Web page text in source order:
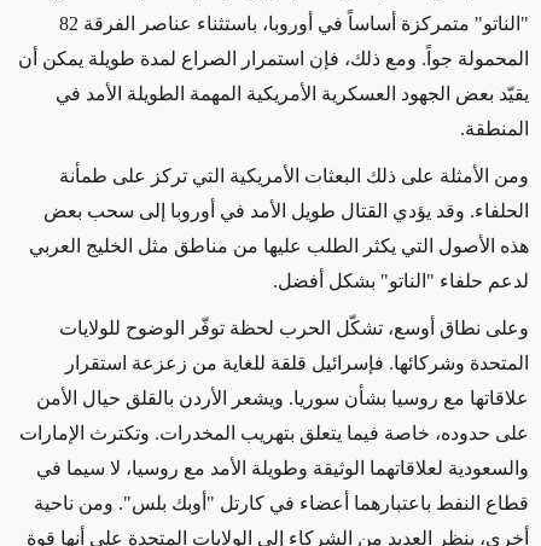
"الناتو" متمركزة أساساً في أوروبا، باستثناء عناصر الفرقة 82
المحمولة جواً. ومع ذلك، فإن استمرار الصراع لمدة طويلة يمكن أن
يقيّد بعض الجهود العسكرية الأمريكية المهمة الطويلة الأمد في
المنطقة.
ومن الأمثلة على ذلك البعثات الأمريكية التي تركز على طمأنة
الحلفاء. وقد يؤدي القتال طويل الأمد في أوروبا إلى سحب بعض
هذه الأصول التي يكثر الطلب عليها من مناطق مثل الخليج العربي
لدعم حلفاء "الناتو" بشكل أفضل.
وعلى نطاق أوسع، تشكّل الحرب لحظة توفّر الوضوح للولايات
المتحدة وشركائها. فإسرائيل قلقة للغاية من زعزعة استقرار
علاقاتها مع روسيا بشأن سوريا. ويشعر الأردن بالقلق حيال الأمن
على حدوده، خاصة فيما يتعلق بتهريب المخدرات. وتكترث الإمارات
والسعودية لعلاقاتهما الوثيقة وطويلة الأمد مع روسيا، لا سيما في
قطاع النفط باعتبارهما أعضاء في كارتل "أوبك بلس". ومن ناحية
أخرى، ينظر العديد من الشركاء إلى الولايات المتحدة على أنها قوة